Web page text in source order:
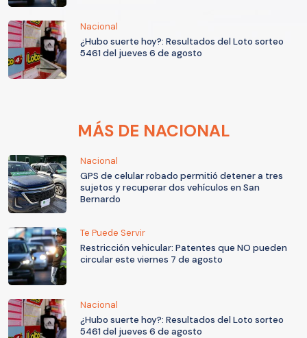
Nacional
¿Hubo suerte hoy?: Resultados del Loto sorteo
5461 del jueves 6 de agosto
MÁS DE NACIONAL
Nacional
GPS de celular robado permitió detener a tres
sujetos y recuperar dos vehículos en San
Bernardo
Te Puede Servir
Restricción vehicular: Patentes que NO pueden
circular este viernes 7 de agosto
Nacional
¿Hubo suerte hoy?: Resultados del Loto sorteo
5461 del jueves 6 de agosto